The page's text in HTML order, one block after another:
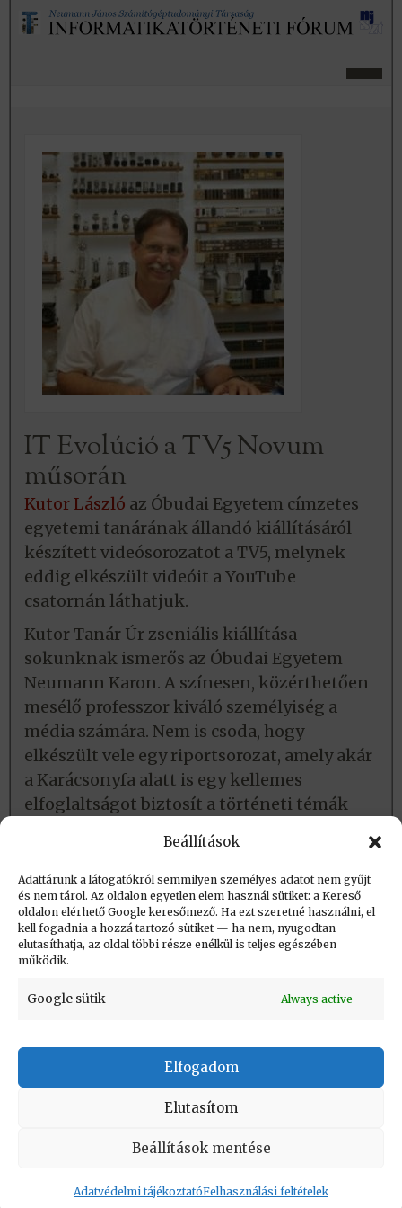
Beállítások
Adattárunk a látogatókról semmilyen személyes adatot nem gyűjt
és nem tárol. Az oldalon egyetlen elem használ sütiket: a Kereső
oldalon elérhető Google keresőmező. Ha ezt szeretné használni, el
kell fogadnia a hozzá tartozó sütiket — ha nem, nyugodtan
elutasíthatja, az oldal többi része enélkül is teljes egészében
működik.
Google sütik Always active
Elfogadom
Elutasítom
Beállítások mentése
Adatvédelmi tájékoztatóFelhasználási feltételek
IT Evolúció a TV5 Novum
műsorán
Kutor László az Óbudai Egyetem címzetes
egyetemi tanárának állandó kiállításáról
készített videósorozatot a TV5, melynek
eddig elkészült videóit a YouTube
csatornán láthatjuk.
Kutor Tanár Úr zseniális kiállítása
sokunknak ismerős az Óbudai Egyetem
Neumann Karon. A színesen, közérthetően
mesélő professzor kiváló személyiség a
média számára. Nem is csoda, hogy
elkészült vele egy riportsorozat, amely akár
a Karácsonyfa alatt is egy kellemes
elfoglaltságot biztosít a történeti témák
Létrehozva: 2023.12.12. 09:25
Utolsó módosítás: 2023.12.12. 09:25
Impresszum
Adatvédelmi tájékoztató
Vissza a lap tetejére
Copyright © Informatikatörténeti Fórum 2017